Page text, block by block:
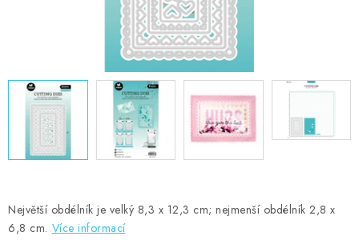
Obchodní podmínky
Podmínky ochrany osobních údajů
Ověřování recenzí
Největší obdélník je velký 8,3 x 12,3 cm; nejmenší obdélník 2,8 x
6,8 cm. Více informací